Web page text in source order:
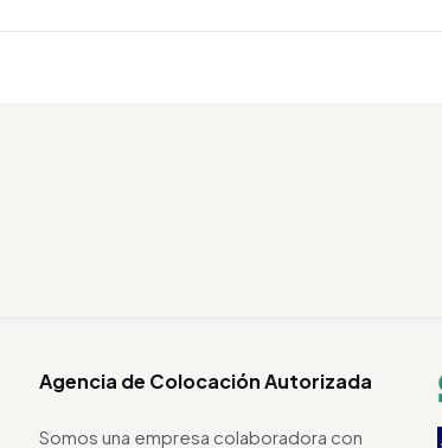
Agencia de Colocación Autorizada
Somos una empresa colaboradora con